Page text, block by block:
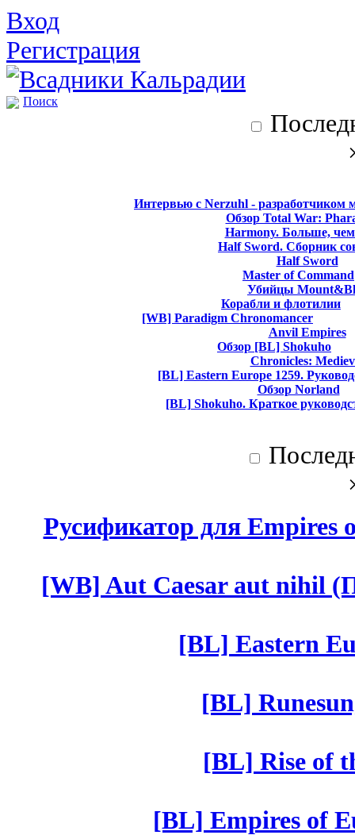
Вход
Регистрация
Поиск
Интервью с Nerzuhl - разработчиком
Обзор Total War:
Harmony. Больше,
Half Sword. Сборник
Half Sword
Master of Command
Убийцы
Корабли и флотилии
[WB] Paradigm Chronomancer
Anvil Empires
Обзор [BL] Shokuho
Chronicles:
[BL] Eastern Europe 1259.
Обзор Norland
[BL] Shokuho. Краткое
Русификатор для Empires
[WB] Aut Caesar aut nihil
[BL] Eastern
[BL]
[BL] Rise of
[BL] Empires of